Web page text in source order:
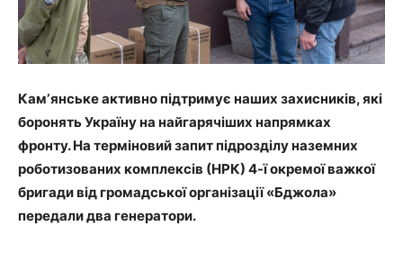
Камʼянське активно підтримує наших захисників, які
боронять Україну на найгарячіших напрямках
фронту. На терміновий запит підрозділу наземних
роботизованих комплексів (НРК) 4-ї окремої важкої
бригади від громадської організації «Бджола»
передали два генератори.